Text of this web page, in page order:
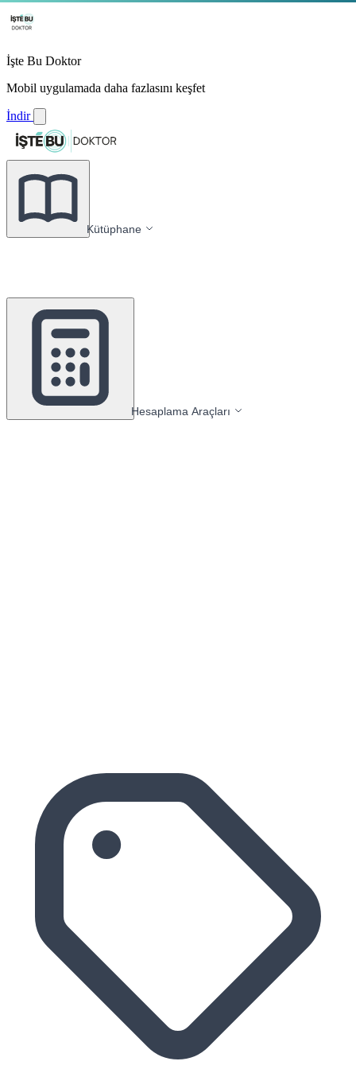
İşte Bu Doktor
Mobil uygulamada daha fazlasını keşfet
İndir
Kütüphane
Hesaplama Araçları